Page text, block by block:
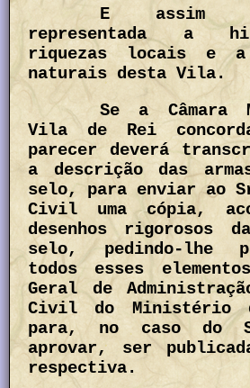
E assim
representada a
riquezas locais e
naturais desta Vila.
Se a Câmara
Vila de Rei
parecer deverá
a descrição das
selo, para enviar ao
Civil uma cópia,
desenhos rigorosos
selo, pedindo-lhe
todos esses
Geral de
Civil do Ministério
para, no caso do
aprovar, ser
respectiva.